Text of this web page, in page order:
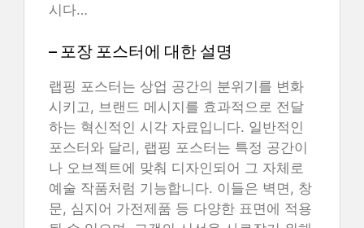
시다…
– 포장 포스터에 대한 설명
랩핑 포스터는 상업 공간의 분위기를 변화
시키고, 브랜드 메시지를 효과적으로 전달
하는 혁신적인 시각 자료입니다. 일반적인
포스터와 달리, 랩핑 포스터는 특정 공간이
나 오브젝트에 맞춰 디자인되어 그 자체로
예술 작품처럼 기능합니다. 이들은 벽면, 창
문, 심지어 가전제품 등 다양한 표면에 적용